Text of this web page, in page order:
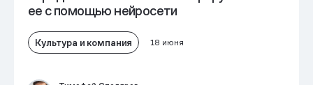
ее с помощью нейросети
Культура и компания 18 июня